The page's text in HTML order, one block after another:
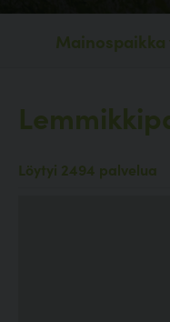
Löytyi 2494 palvelua